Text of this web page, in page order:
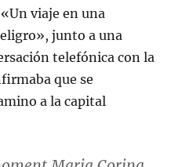
viaje en una
junto a una
telefónica con la
que se
a la capital